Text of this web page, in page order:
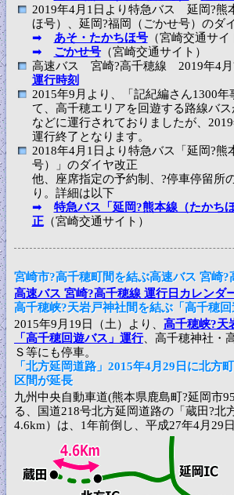
2019年4月1日より特急バス 延岡?熊
ほ号）、延岡?福岡（ごかせ号）のダ
➡
あそ・たかちほ号（宮崎交通サイ
➡
ごかせ号（宮崎交通サイト）
高速バス 宮崎?高千穂線 2019年4
運行時刻
2015年9月より、「記紀編さん1300年
て、高千穂エリアを回遊する路線バ
などに運行されておりましたが、
運行終了となります。
2018年4月1日より特急バス「延岡?熊
号）」のダイヤ改正
他、座席指定の予約制、?停車停留所
り。詳細は以下
➡
特急バス「延岡?熊本線（たかち
正（宮崎交通サイト）
宮崎市?高千穂町間を結ぶ高速バス 宮崎?
高速バス 宮崎?高千穂線 運行日カレンダ
高千穂峡?天岩戸神社間を結ぶ「高千穂
2015年9月19日（土）より、 高千穂峡?天
「高千穂回遊バス」運行、高千穂神社・
Ｓ等にも停車。
「北方延岡道路」2015年4月29日に北方
区間が延長
九州中央自動車道(熊本県鹿島町?延岡市
る、国道218号北方延岡道路の「蔵田?北
4.6km）は、1年前倒し、平成27年4月29日